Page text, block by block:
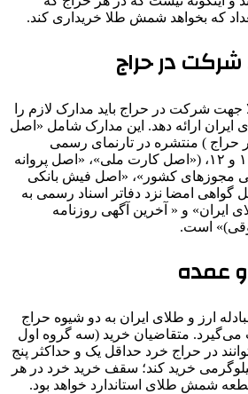
که بخواهد شمش طلا خریداری کند.
در حراج
شرکت در حراج باید مدارک لازم را
ایران ارائه دهد. این مدارک شامل «اصل
) منتشره در تارنمای رسمی
www.ice.ir فرم شماره ۱۱ و ۱۲، («اصل کارت ملی»، «اصل پروانه
مجوزهای کشور»، «اصل فیش بانکی
گواهی امضا نزد دفاتر اسناد رسمی به
ایران» و « آخرین آگهی روزنامه
است.
و عمده
ارز و طلای ایران به دو شیوه حراج
متقاضیان خرید (سه گروه اول
در حراج خرد حداقل یک و حداکثر پنج
خرید کند؛ سقف خرید خرد در هر
شمش طلای استاندارد خواهد بود.